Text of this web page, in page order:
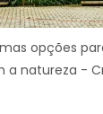
opções
a natureza -